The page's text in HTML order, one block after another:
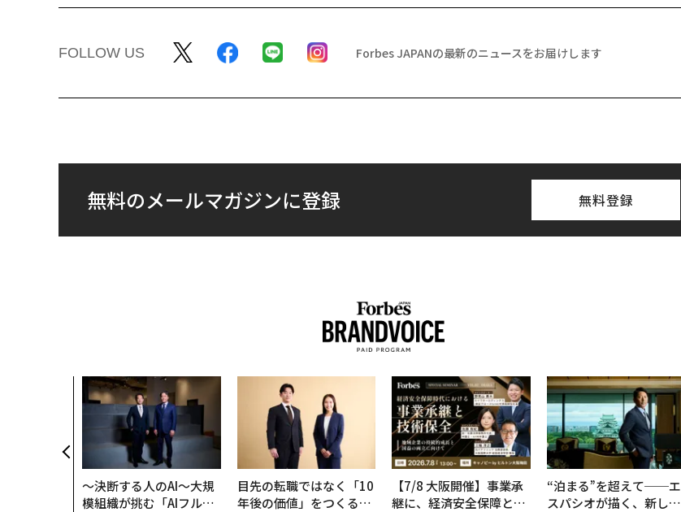
FOLLOW US Forbes JAPANの最新のニュースをお届けします
無料のメールマガジンに登録 無料登録
〜決断する人のAI〜大規
模組織が挑む「AIフル実
目先の転職ではなく「10
年後の価値」をつくる─
【7/8 大阪開催】事業承
継に、経済安全保障とい
“泊まる”を超えて──エ
スパシオが描く、新しい